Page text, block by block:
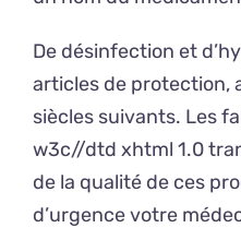
De désinfection et
articles de protection,
siècles suivants. Les
w3c//dtd xhtml 1.0
de la qualité de ces
d’urgence votre